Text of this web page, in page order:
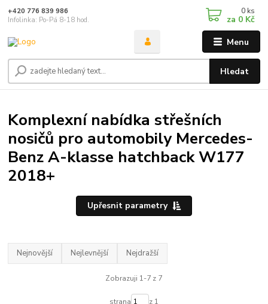
Menu
Hledat
+420 776 839 986
Infolinka: Po-Pá 8-18 hod.
0 ks
za 0 Kč
Komplexní nabídka střešních
nosičů pro automobily Mercedes-
Benz A-klasse hatchback W177
2018+
Upřesnit parametry
Nejnovější Nejlevnější Nejdražší
Zobrazuji 1-7 z 7
strana z 1